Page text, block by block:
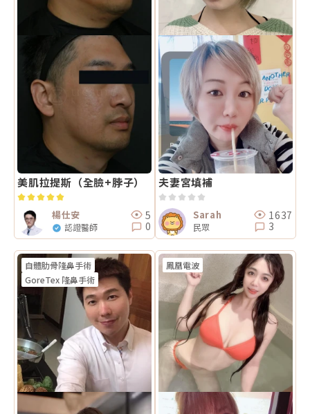
美肌拉提斯（全臉+脖子）
楊仕安
認證醫師
5
0
自體肋骨隆鼻手術
GoreTex 隆鼻手術
夫妻宮填補
Sarah
民眾
1637
3
鳳凰電波